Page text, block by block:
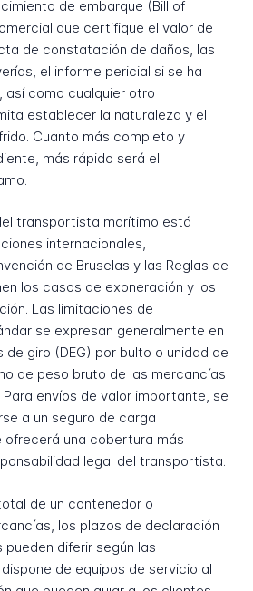
de embarque (Bill of
que certifique el valor de
de constatación de daños, las
el informe pericial si se ha
así como cualquier otro
establecer la naturaleza y el
Cuanto más completo y
más rápido será el
transportista marítimo está
internacionales,
de Bruselas y las Reglas de
los casos de exoneración y los
Las limitaciones de
se expresan generalmente en
giro (DEG) por bulto o unidad de
de peso bruto de las mercancías
envíos de valor importante, se
a un seguro de carga
ofrecerá una cobertura más
legal del transportista.
de un contenedor o
los plazos de declaración
diferir según las
de equipos de servicio al